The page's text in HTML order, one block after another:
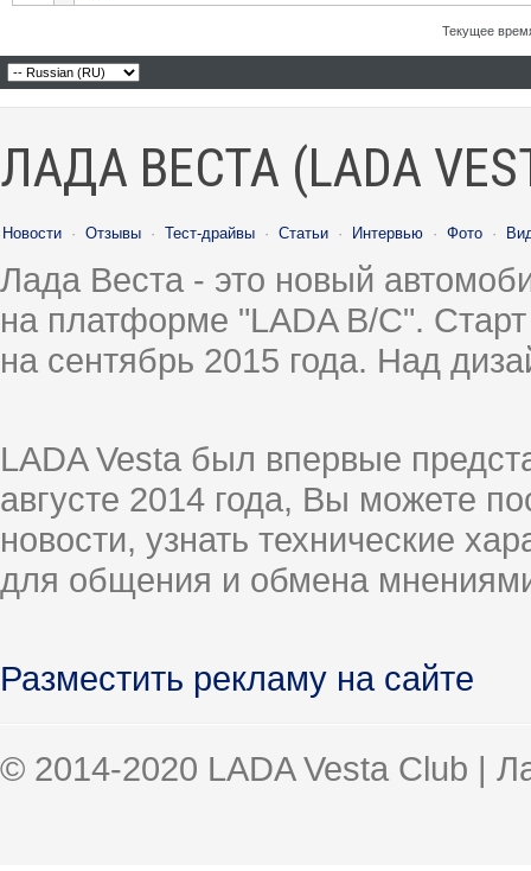
Текущее
ЛАДА ВЕСТА (LADA
Новости · Отзывы · Тест-драйвы · Статьи · Интервью · Фото ·
Лада Веста - это новый
на платформе "LADA B/C".
на сентябрь 2015 года. Над
LADA Vesta был впервые
августе 2014 года, Вы можете
новости, узнать технические
для общения и обмена
Разместить рекламу на сайте
© 2014-2020 LADA Vesta Club |